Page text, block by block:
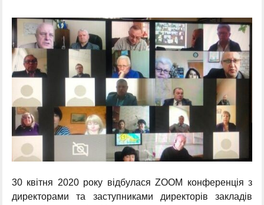
30 квітня 2020 року відбулася ZOOM конференція з
директорами та заступниками директорів закладів